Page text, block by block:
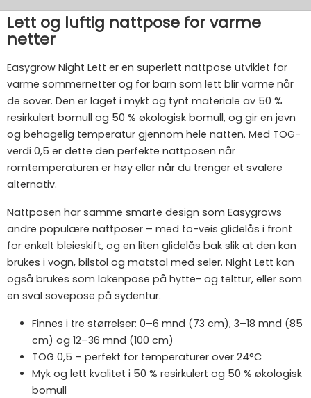
Lett og luftig nattpose for varme
netter
Easygrow Night Lett er en superlett nattpose utviklet for
varme sommernetter og for barn som lett blir varme når
de sover. Den er laget i mykt og tynt materiale av 50 %
resirkulert bomull og 50 % økologisk bomull, og gir en jevn
og behagelig temperatur gjennom hele natten. Med TOG-
verdi 0,5 er dette den perfekte nattposen når
romtemperaturen er høy eller når du trenger et svalere
alternativ.
Nattposen har samme smarte design som Easygrows
andre populære nattposer – med to-veis glidelås i front
for enkelt bleieskift, og en liten glidelås bak slik at den kan
brukes i vogn, bilstol og matstol med seler. Night Lett kan
også brukes som lakenpose på hytte- og telttur, eller som
en sval sovepose på sydentur.
Finnes i tre størrelser: 0–6 mnd (73 cm), 3–18 mnd (85
cm) og 12–36 mnd (100 cm)
TOG 0,5 – perfekt for temperaturer over 24°C
Myk og lett kvalitet i 50 % resirkulert og 50 % økologisk
bomull